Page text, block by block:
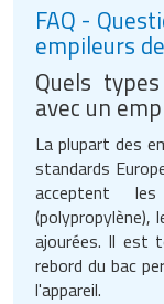
FAQ -
empileurs
Quels
avec un
La plupart des
standards
acceptent
(polypropylène),
ajourées. Il est
rebord du bac
l'appareil.